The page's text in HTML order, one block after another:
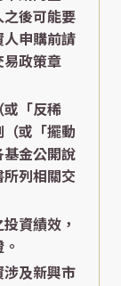
之後可能要
人申購前請
易政策章
或「反稀
或「擺動
基金公開說
所列相關交
資績效，
涉及新興市